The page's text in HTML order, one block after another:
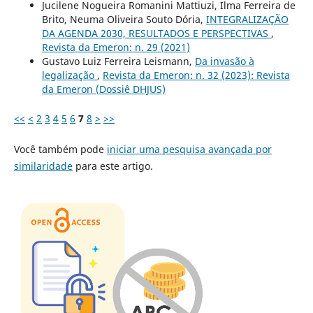
Jucilene Nogueira Romanini Mattiuzi, Ilma Ferreira de
Brito, Neuma Oliveira Souto Dória, INTEGRALIZAÇÃO
DA AGENDA 2030, RESULTADOS E PERSPECTIVAS ,
Revista da Emeron: n. 29 (2021)
Gustavo Luiz Ferreira Leismann, Da invasão à
legalização , Revista da Emeron: n. 32 (2023): Revista
da Emeron (Dossiê DHJUS)
<< < 2 3 4 5 6 7 8 > >>
Você também pode iniciar uma pesquisa avançada por
similaridadepara este artigo.